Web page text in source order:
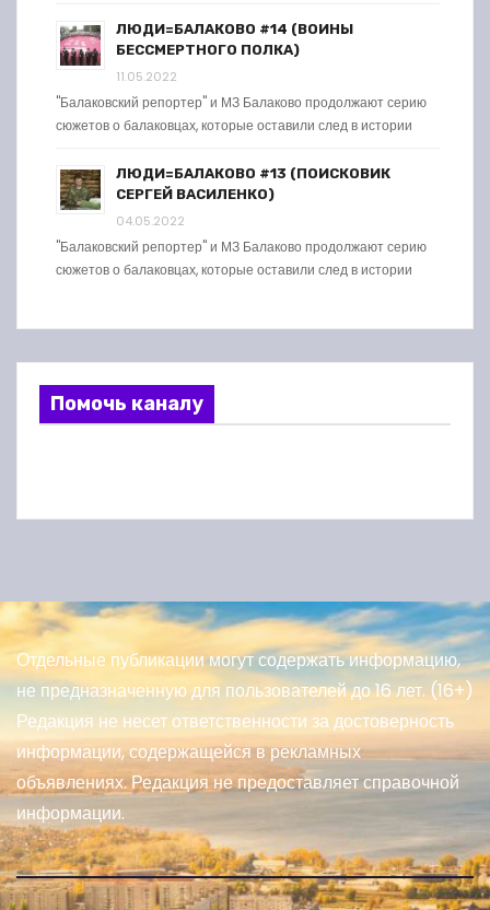
ЛЮДИ=БАЛАКОВО #14 (ВОИНЫ
БЕССМЕРТНОГО ПОЛКА)
11.05.2022
"Балаковский репортер" и МЗ Балаково продолжают серию
сюжетов о балаковцах, которые оставили след в истории
ЛЮДИ=БАЛАКОВО #13 (ПОИСКОВИК
СЕРГЕЙ ВАСИЛЕНКО)
04.05.2022
"Балаковский репортер" и МЗ Балаково продолжают серию
сюжетов о балаковцах, которые оставили след в истории
Помочь каналу
Отдельные публикации могут содержать информацию,
не предназначенную для пользователей до 16 лет. (16+)
Редакция не несет ответственности за достоверность
информации, содержащейся в рекламных
объявлениях. Редакция не предоставляет справочной
информации.